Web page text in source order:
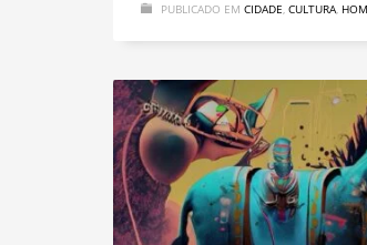
PUBLICADO EM CIDADE, CULTURA,